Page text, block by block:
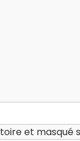
et masqué